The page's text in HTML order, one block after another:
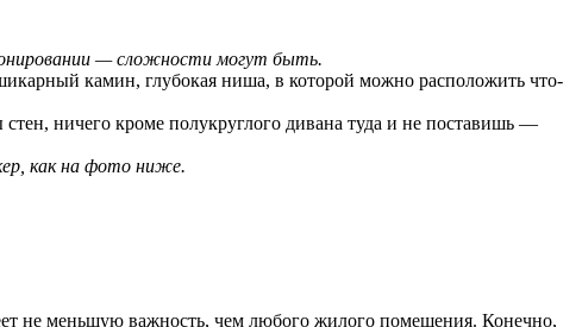
— сложности могут быть.
камин, глубокая ниша, в которой можно расположить что-
ничего кроме полукруглого дивана туда и не поставишь —
как на фото ниже.
не меньшую важность, чем любого жилого помещения. Конечно,